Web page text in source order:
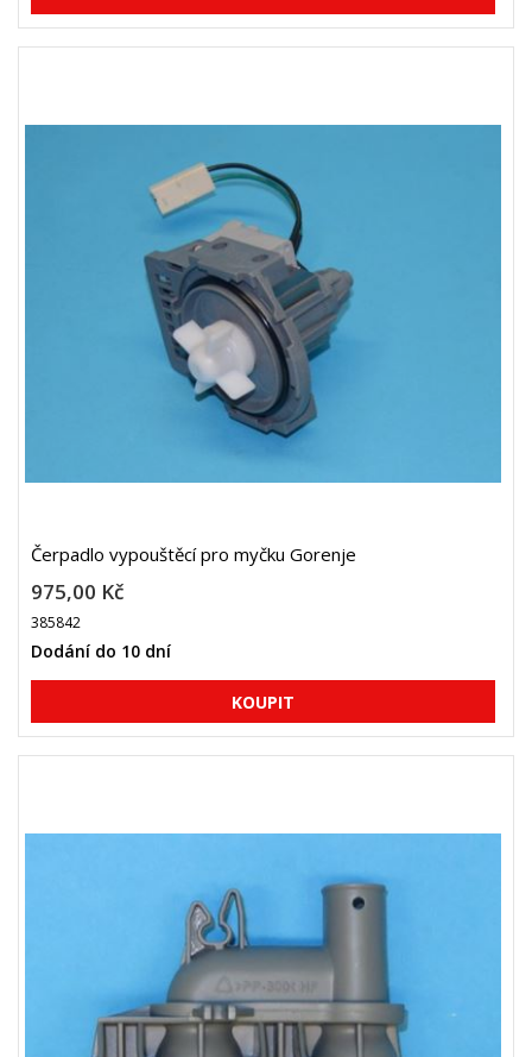
Čerpadlo vypouštěcí pro myčku Gorenje
975,00 Kč
385842
Dodání do 10 dní